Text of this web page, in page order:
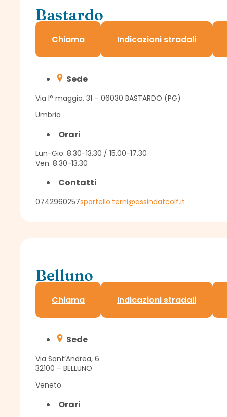
Bastardo
Sportello Assindatcolf c/o Confagricoltura
Chiama Indicazioni stradali
Sede
Via I° maggio, 31 – 06030 BASTARDO (PG)
Umbria
Orari
Lun-Gio: 8.30-13.30 / 15.00-17.30
Ven: 8.30-13.30
Contatti
0742960257sportello.terni@assindatcolf.it
Belluno
Delegazione Assindatcolf c/o Confedilizia
Chiama Indicazioni stradali
Sede
Via Sant’Andrea, 6
32100 – BELLUNO
Veneto
Orari